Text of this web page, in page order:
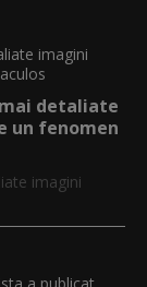
detaliate
un fenomen
imagini